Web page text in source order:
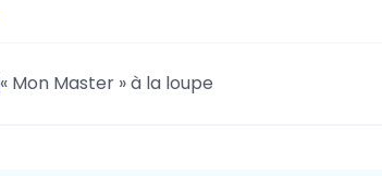
« Mon Master » à la loupe